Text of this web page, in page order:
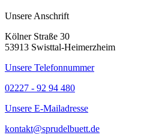
Unsere Anschrift
Kölner Straße 30
53913 Swisttal-Heimerzheim
Unsere Telefonnummer
02227 - 92 94 480
Unsere E-Mailadresse
kontakt@sprudelbuett.de